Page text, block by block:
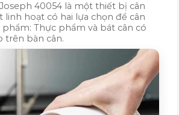
40054 là một thiết bị cân
hoạt có hai lựa chọn để cân
Thực phẩm và bát cân có
trên bàn cân.